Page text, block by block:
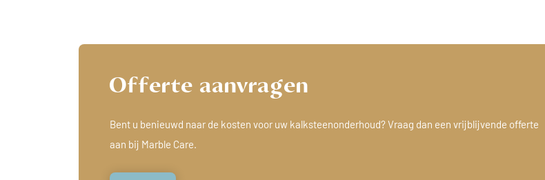
Offerte aanvragen
Bent u benieuwd naar de kosten voor uw kalksteenonderhoud? Vraag dan een vrijblijvende offerte
aan bij Marble Care.